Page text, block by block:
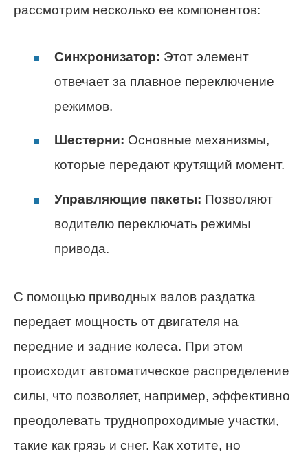
рассмотрим несколько ее компонентов:
Синхронизатор: Этот элемент
отвечает за плавное переключение
режимов.
Шестерни: Основные механизмы,
которые передают крутящий момент.
Управляющие пакеты: Позволяют
водителю переключать режимы
привода.
С помощью приводных валов раздатка
передает мощность от двигателя на
передние и задние колеса. При этом
происходит автоматическое распределение
силы, что позволяет, например, эффективно
преодолевать труднопроходимые участки,
такие как грязь и снег. Как хотите, но